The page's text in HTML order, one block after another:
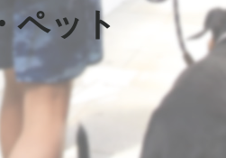
ペット